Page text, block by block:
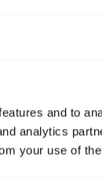
and to
analytics
your use of